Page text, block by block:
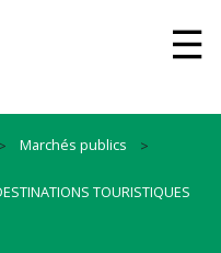
Marchés publics
TOURISTIQUES